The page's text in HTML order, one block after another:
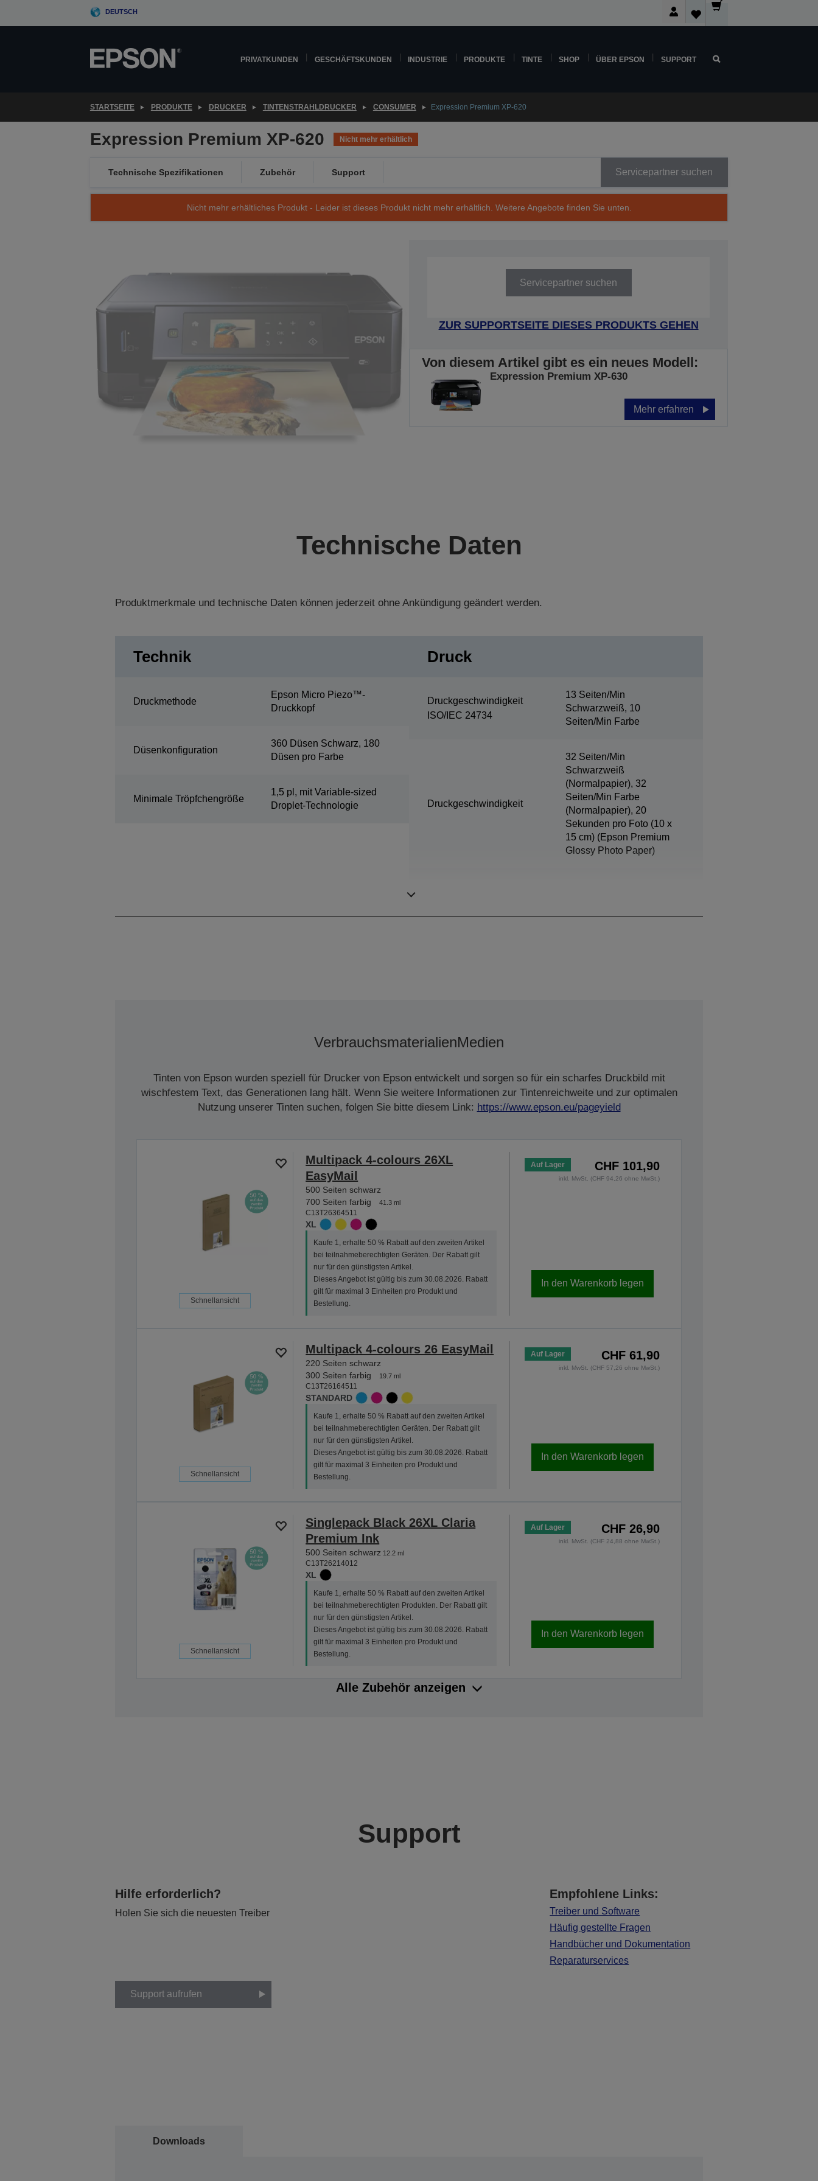
DEUTSCH
PRIVATKUNDEN GESCHÄFTSKUNDEN INDUSTRIE PRODUKTE TINTE SHOP ÜBER EPSON SUPPORT
STARTSEITE PRODUKTE DRUCKER TINTENSTRAHLDRUCKER CONSUMER Expression Premium XP-620
Expression Premium XP-620 Nicht mehr erhältlich
Technische Spezifikationen Zubehör Support Servicepartner suchen
Nicht mehr erhältliches Produkt - Leider ist dieses Produkt nicht mehr erhältlich. Weitere Angebote finden Sie unten.
Servicepartner suchen
ZUR SUPPORTSEITE DIESES PRODUKTS GEHEN
Von diesem Artikel gibt es ein neues Modell:
Expression Premium XP-630
Mehr erfahren
Technische Daten
Produktmerkmale und technische Daten können jederzeit ohne Ankündigung geändert werden.
Technik
Druckmethode
Epson Micro Piezo™-
Druckkopf
Düsenkonfiguration
360 Düsen Schwarz, 180
Düsen pro Farbe
Minimale Tröpfchengröße
1,5 pl, mit Variable-sized
Droplet-Technologie
Druck
Druckgeschwindigkeit
ISO/IEC 24734
13 Seiten/Min
Schwarzweiß, 10
Seiten/Min Farbe
Druckgeschwindigkeit
32 Seiten/Min
Schwarzweiß
(Normalpapier), 32
Seiten/Min Farbe
(Normalpapier), 20
Sekunden pro Foto (10 x
15 cm) (Epson Premium
Glossy Photo Paper)
VerbrauchsmaterialienMedien
Tinten von Epson wurden speziell für Drucker von Epson entwickelt und sorgen so für ein scharfes Druckbild mit
wischfestem Text, das Generationen lang hält. Wenn Sie weitere Informationen zur Tintenreichweite und zur optimalen
Nutzung unserer Tinten suchen, folgen Sie bitte diesem Link: https://www.epson.eu/pageyield
Schnellansicht
Multipack 4-colours 26XL
EasyMail
500 Seiten schwarz
700 Seiten farbig
41.3 ml
C13T26364511
XL
Kaufe 1, erhalte 50 % Rabatt auf den zweiten Artikel
bei teilnahmeberechtigten Geräten. Der Rabatt gilt
nur für den günstigsten Artikel.
Dieses Angebot ist gültig bis zum 30.08.2026. Rabatt
gilt für maximal 3 Einheiten pro Produkt und
Bestellung.
Auf Lager CHF 101,90
inkl. MwSt. (CHF 94,26 ohne MwSt.)
In den Warenkorb legen
Schnellansicht
Multipack 4-colours 26 EasyMail
220 Seiten schwarz
300 Seiten farbig
19.7 ml
C13T26164511
STANDARD
Kaufe 1, erhalte 50 % Rabatt auf den zweiten Artikel
bei teilnahmeberechtigten Geräten. Der Rabatt gilt
nur für den günstigsten Artikel.
Dieses Angebot ist gültig bis zum 30.08.2026. Rabatt
gilt für maximal 3 Einheiten pro Produkt und
Bestellung.
Auf Lager CHF 61,90
inkl. MwSt. (CHF 57,26 ohne MwSt.)
In den Warenkorb legen
Schnellansicht
Singlepack Black 26XL Claria
Premium Ink
500 Seiten schwarz 12.2 ml
C13T26214012
XL
Kaufe 1, erhalte 50 % Rabatt auf den zweiten Artikel
bei teilnahmeberechtigten Produkten. Der Rabatt gilt
nur für den günstigsten Artikel.
Dieses Angebot ist gültig bis zum 30.08.2026. Rabatt
gilt für maximal 3 Einheiten pro Produkt und
Bestellung.
Auf Lager CHF 26,90
inkl. MwSt. (CHF 24,88 ohne MwSt.)
In den Warenkorb legen
Alle Zubehör anzeigen
Support
Hilfe erforderlich?
Holen Sie sich die neuesten Treiber
Empfohlene Links:
Treiber und Software
Häufig gestellte Fragen
Handbücher und Dokumentation
Reparaturservices
Support aufrufen
Downloads